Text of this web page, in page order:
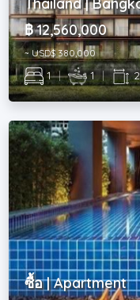
฿ 12,560,000
~ USD$ 380,000
1 | 1 |
ซื้อ | Apartment